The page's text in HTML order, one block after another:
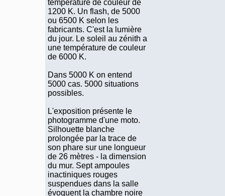
température de couleur de
1200 K. Un flash, de 5000
ou 6500 K selon les
fabricants. C'est la lumière
du jour. Le soleil au zénith a
une température de couleur
de 6000 K.
Dans 5000 K on entend
5000 cas. 5000 situations
possibles.
L'exposition présente le
photogramme d'une moto.
Silhouette blanche
prolongée par la trace de
son phare sur une longueur
de 26 mètres - la dimension
du mur. Sept ampoules
inactiniques rouges
suspendues dans la salle
évoquent la chambre noire